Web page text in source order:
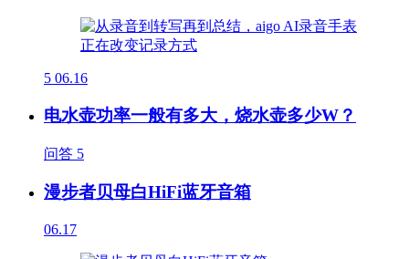
5 06.16
电水壶功率一般有多大，烧水壶多少W？
问答 5
漫步者贝母白HiFi蓝牙音箱
06.17